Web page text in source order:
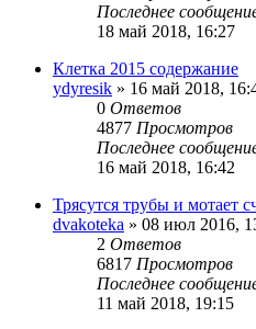
Последнее
18 май 2018, 16:27
Клетка 2015 содержание
ydyresik » 16 май 2018,
0 Ответов
4877 Просмотров
Последнее
16 май 2018, 16:42
Трясутся трубы и мотает
dvakoteka » 08 июл 2016,
2 Ответов
6817 Просмотров
Последнее
11 май 2018, 19:15